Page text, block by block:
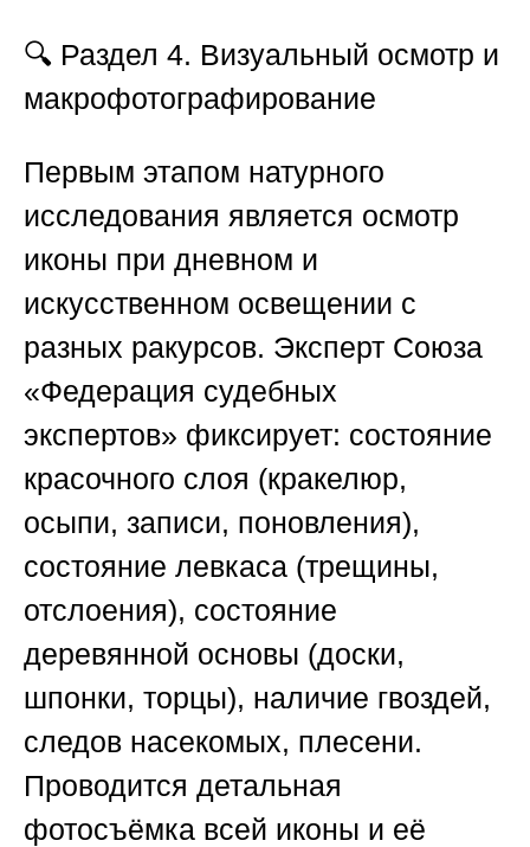
🔍 Раздел 4. Визуальный осмотр и
макрофотографирование
Первым этапом натурного
исследования является осмотр
иконы при дневном и
искусственном освещении с
разных ракурсов. Эксперт Союза
«Федерация судебных
экспертов» фиксирует: состояние
красочного слоя (кракелюр,
осыпи, записи, поновления),
состояние левкаса (трещины,
отслоения), состояние
деревянной основы (доски,
шпонки, торцы), наличие гвоздей,
следов насекомых, плесени.
Проводится детальная
фотосъёмка всей иконы и её